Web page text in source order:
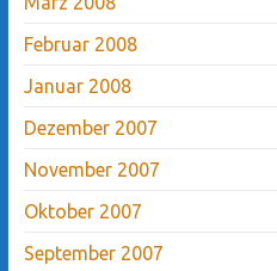
Februar 2008
Januar 2008
Dezember 2007
November 2007
Oktober 2007
September 2007